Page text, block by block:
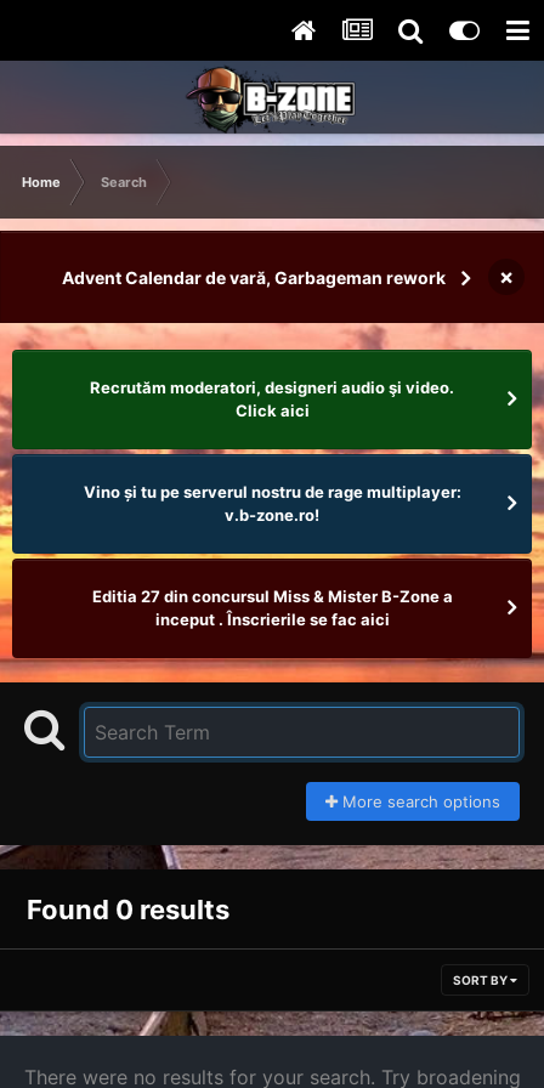
Home Search
Advent Calendar de vară, Garbageman rework ×
Recrutăm moderatori, designeri audio şi video.
Click aici
Vino și tu pe serverul nostru de rage multiplayer:
v.b-zone.ro!
Editia 27 din concursul Miss & Mister B-Zone a
inceput . Înscrierile se fac aici
More search options
Found 0 results
SORT BY
There were no results for your search. Try broadening